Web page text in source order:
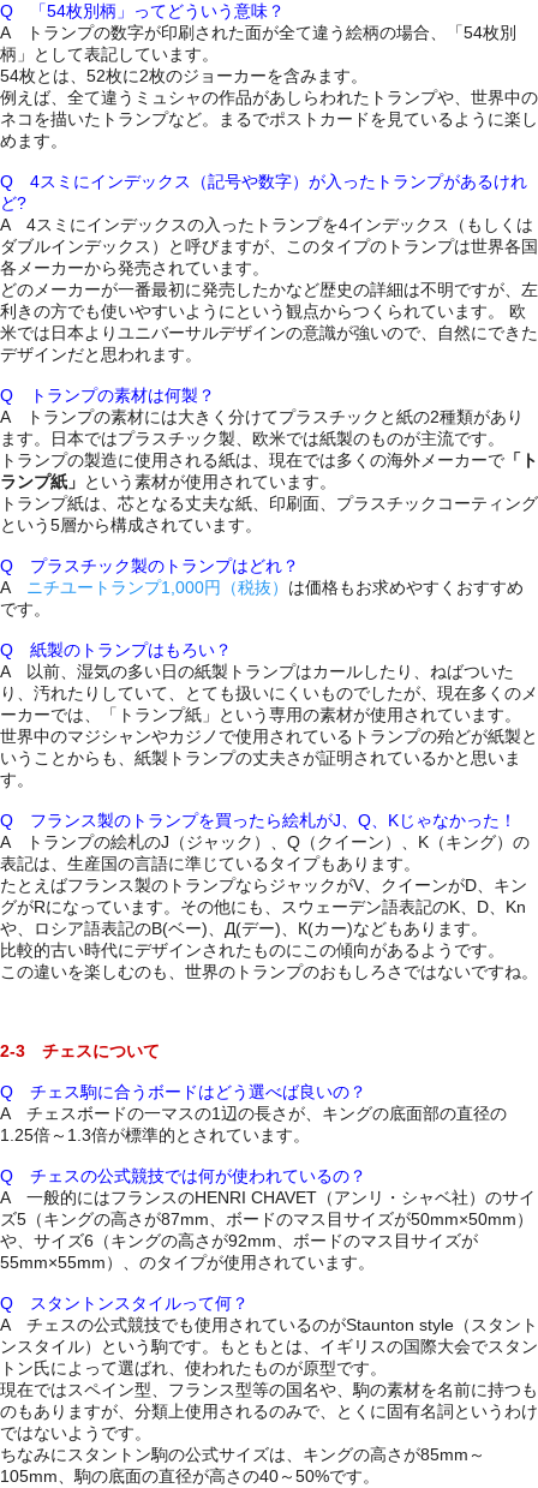
Q 「54枚別柄」ってどういう意味？
A トランプの数字が印刷された面が全て違う絵柄の場合、「54枚別
柄」として表記しています。
54枚とは、52枚に2枚のジョーカーを含みます。
例えば、全て違うミュシャの作品があしらわれたトランプや、世界中の
ネコを描いたトランプなど。まるでポストカードを見ているように楽し
めます。
Q 4スミにインデックス（記号や数字）が入ったトランプがあるけれ
ど?
A 4スミにインデックスの入ったトランプを4インデックス（もしくは
ダブルインデックス）と呼びますが、このタイプのトランプは世界各国
各メーカーから発売されています。
どのメーカーが一番最初に発売したかなど歴史の詳細は不明ですが、左
利きの方でも使いやすいようにという観点からつくられています。 欧
米では日本よりユニバーサルデザインの意識が強いので、自然にできた
デザインだと思われます。
Q トランプの素材は何製？
A トランプの素材には大きく分けてプラスチックと紙の2種類があり
ます。日本ではプラスチック製、欧米では紙製のものが主流です。
トランプの製造に使用される紙は、現在では多くの海外メーカーで 「ト
ランプ紙」 という素材が使用されています。
トランプ紙は、芯となる丈夫な紙、印刷面、プラスチックコーティング
という5層から構成されています。
Q プラスチック製のトランプはどれ？
A ニチユートランプ1,000円（税抜） は価格もお求めやすくおすすめ
です。
Q 紙製のトランプはもろい？
A 以前、湿気の多い日の紙製トランプはカールしたり、ねばついた
り、汚れたりしていて、とても扱いにくいものでしたが、現在多くのメ
ーカーでは、「トランプ紙」という専用の素材が使用されています。
世界中のマジシャンやカジノで使用されているトランプの殆どが紙製と
いうことからも、紙製トランプの丈夫さが証明されているかと思いま
す。
Q フランス製のトランプを買ったら絵札がJ、Q、Kじゃなかった！
A トランプの絵札のJ（ジャック）、Q（クイーン）、K（キング）の
表記は、生産国の言語に準じているタイプもあります。
たとえばフランス製のトランプならジャックがV、クイーンがD、キン
グがRになっています。その他にも、スウェーデン語表記のK、D、Kn
や、ロシア語表記のB(ベー)、Д(デー)、К(カー)などもあります。
比較的古い時代にデザインされたものにこの傾向があるようです。
この違いを楽しむのも、世界のトランプのおもしろさではないですね。
2-3 チェスについて
Q チェス駒に合うボードはどう選べば良いの？
A チェスボードの一マスの1辺の長さが、キングの底面部の直径の
1.25倍～1.3倍が標準的とされています。
Q チェスの公式競技では何が使われているの？
A 一般的にはフランスのHENRI CHAVET（アンリ・シャベ社）のサイ
ズ5（キングの高さが87mm、ボードのマス目サイズが50mm×50mm）
や、サイズ6（キングの高さが92mm、ボードのマス目サイズが
55mm×55mm）、のタイプが使用されています。
Q スタントンスタイルって何？
A チェスの公式競技でも使用されているのがStaunton style（スタント
ンスタイル）という駒です。もともとは、イギリスの国際大会でスタン
トン氏によって選ばれ、使われたものが原型です。
現在ではスペイン型、フランス型等の国名や、駒の素材を名前に持つも
のもありますが、分類上使用されるのみで、とくに固有名詞というわけ
ではないようです。
ちなみにスタントン駒の公式サイズは、キングの高さが85mm～
105mm、駒の底面の直径が高さの40～50%です。